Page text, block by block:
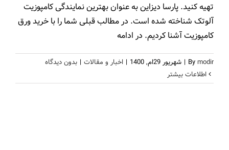
تهیه کنید. پارسا دیزاین به عنوان بهترین نمایندگی کامپوزیت
آلوتک شناخته شده است. در مطالب قبلی شما را با خرید ورق
کامپوزیت آشنا کردیم. در ادامه
Bymodir
| شهریور 29ام, 1400 | اخبار و مقالات | بدون ديدگاه
اطلاعات بیشتر